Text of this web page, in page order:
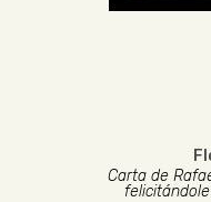
Carta de